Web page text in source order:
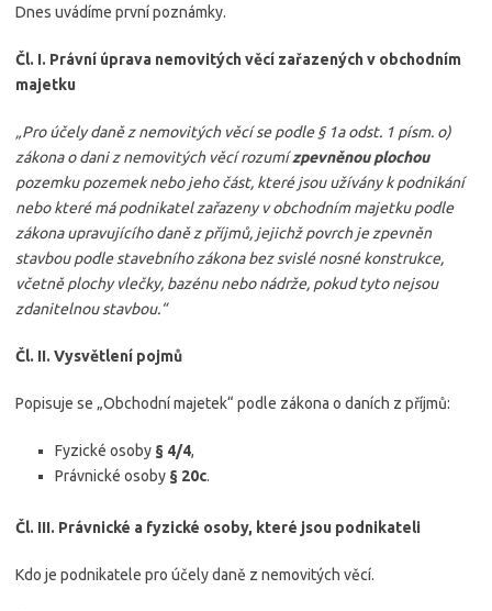
Dnes uvádíme první poznámky.
Čl. I. Právní úprava nemovitých věcí zařazených v obchodním
majetku
„Pro účely daně z nemovitých věcí se podle § 1a odst. 1 písm. o)
zákona o dani z nemovitých věcí rozumízpevněnou plochou
pozemku pozemek nebo jeho část, které jsou užívány k podnikání
nebo které má podnikatel zařazeny v obchodním majetku podle
zákona upravujícího daně z příjmů, jejichž povrch je zpevněn
stavbou podle stavebního zákona bez svislé nosné konstrukce,
včetně plochy vlečky, bazénu nebo nádrže, pokud tyto nejsou
zdanitelnou stavbou.“
Čl. II. Vysvětlení pojmů
Popisuje se „Obchodní majetek“ podle zákona o daních z příjmů:
Fyzické osoby § 4/4,
Právnické osoby § 20c.
Čl. III. Právnické a fyzické osoby, které jsou podnikateli
Kdo je podnikatele pro účely daně z nemovitých věcí.